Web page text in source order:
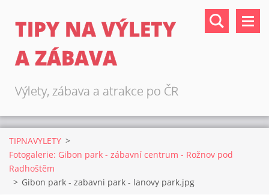
TIPY NA VÝLETY
A ZÁBAVA
Výlety, zábava a atrakce po ČR
TIPNAVYLETY >
Fotogalerie: Gibon park - zábavní centrum - Rožnov pod
Radhoštěm
> Gibon park - zabavni park - lanovy park.jpg